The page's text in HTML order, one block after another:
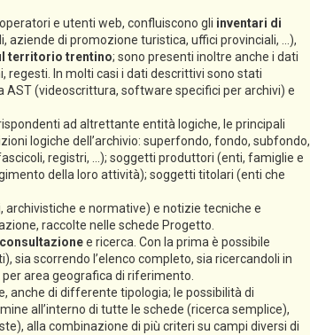
e utenti web, confluiscono gli inventari di
aziende di promozione turistica, uffici provinciali, ...),
territorio trentino; sono presenti inoltre anche i dati
regesti. In molti casi i dati descrittivi sono stati
(videoscrittura, software specifici per archivi) e
ad altrettante entità logiche, le principali
logiche dell’archivio: superfondo, fondo, subfondo,
registri, ...); soggetti produttori (enti, famiglie e
della loro attività); soggetti titolari (enti che
e normative) e notizie tecniche e
raccolte nelle schede Progetto.
consultazionee ricerca. Con la prima è possibile
sia scorrendo l’elenco completo, sia ricercandoli in
area geografica di riferimento.
anche di differente tipologia; le possibilità di
all’interno di tutte le schede (ricerca semplice),
alla combinazione di più criteri su campi diversi di